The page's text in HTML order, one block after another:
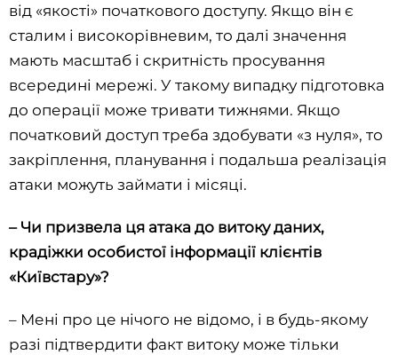
від «якості» початкового доступу. Якщо він є
сталим і високорівневим, то далі значення
мають масштаб і скритність просування
всередині мережі. У такому випадку підготовка
до операції може тривати тижнями. Якщо
початковий доступ треба здобувати «з нуля», то
закріплення, планування і подальша реалізація
атаки можуть займати і місяці.
– Чи призвела ця атака до витоку даних,
крадіжки особистої інформації клієнтів
«Київстару»?
– Мені про це нічого не відомо, і в будь-якому
разі підтвердити факт витоку може тільки